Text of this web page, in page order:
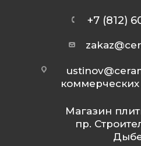
+7 (812)
Магазин
пр.